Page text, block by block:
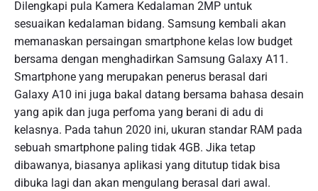
Dilengkapi pula Kamera Kedalaman 2MP untuk
sesuaikan kedalaman bidang. Samsung kembali akan
memanaskan persaingan smartphone kelas low budget
bersama dengan menghadirkan Samsung Galaxy A11.
Smartphone yang merupakan penerus berasal dari
Galaxy A10 ini juga bakal datang bersama bahasa desain
yang apik dan juga perfoma yang berani di adu di
kelasnya. Pada tahun 2020 ini, ukuran standar RAM pada
sebuah smartphone paling tidak 4GB. Jika tetap
dibawanya, biasanya aplikasi yang ditutup tidak bisa
dibuka lagi dan akan mengulang berasal dari awal.